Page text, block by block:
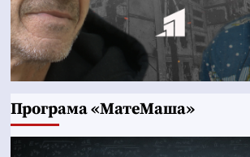
Програма «МатеМаша»